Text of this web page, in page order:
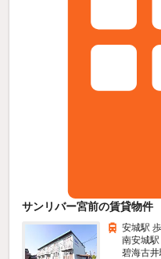
サンリバー宮前の賃貸物件
安城駅 歩
南安城駅
碧海古